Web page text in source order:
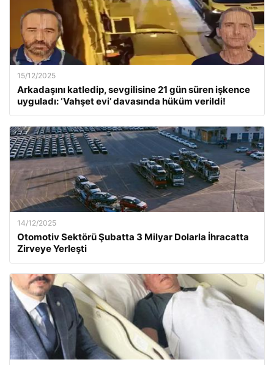
15/12/2025
Arkadaşını katledip, sevgilisine 21 gün süren işkence
uyguladı: ‘Vahşet evi’ davasında hüküm verildi!
14/12/2025
Otomotiv Sektörü Şubatta 3 Milyar Dolarla İhracatta
Zirveye Yerleşti